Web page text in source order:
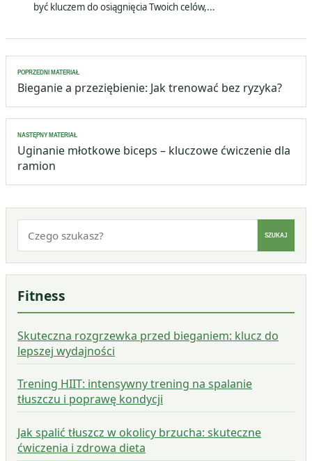
być kluczem do osiągnięcia Twoich celów,...
Nawigacja
wpisu
POPRZEDNI MATERIAŁ
Bieganie a przeziębienie: Jak trenować bez ryzyka?
NASTĘPNY MATERIAŁ
Uginanie młotkowe biceps – kluczowe ćwiczenie dla
ramion
Szukaj:
SZUKAJ
Fitness
Skuteczna rozgrzewka przed bieganiem: klucz do
lepszej wydajności
Trening HIIT: intensywny trening na spalanie
tłuszczu i poprawę kondycji
Jak spalić tłuszcz w okolicy brzucha: skuteczne
ćwiczenia i zdrowa dieta